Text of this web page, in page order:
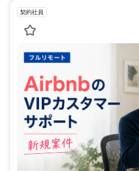
契約社員